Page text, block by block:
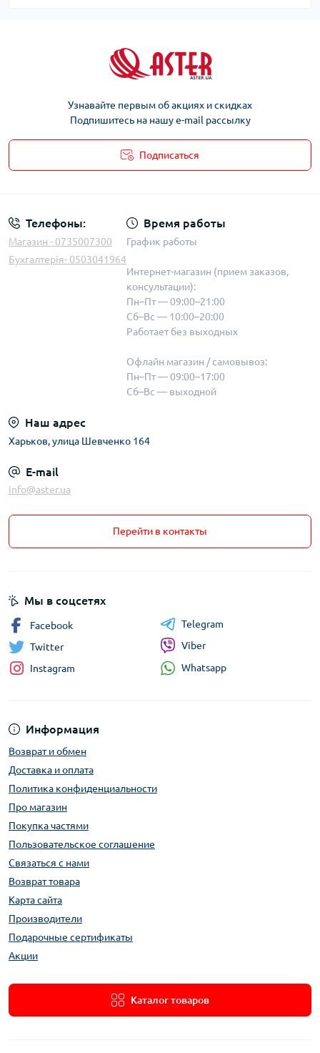
Узнавайте первым об акциях и скидках
Подпишитесь на нашу e-mail рассылку
Подписаться
Телефоны:
Магазин - 0735007300
Бухгалтерія- 0503041964
Время работы
График работы
Интернет-магазин (прием заказов,
консультации):
Пн–Пт — 09:00–21:00
Сб–Вс — 10:00–20:00
Работает без выходных
Офлайн магазин / самовывоз:
Пн–Пт — 09:00–17:00
Сб–Вс — выходной
Наш адрес
Харьков, улица Шевченко 164
E-mail
info@aster.ua
Перейти в контакты
Информация
Возврат и обмен
Доставка и оплата
Политика конфиденциальности
Про магазин
Покупка частями
Пользовательское соглашение
Связаться с нами
Возврат товара
Карта сайта
Производители
Подарочные сертификаты
Акции
Каталог товаров
Мы в соцсетях
Facebook
Twitter
Instagram
Telegram
Viber
Whatsapp